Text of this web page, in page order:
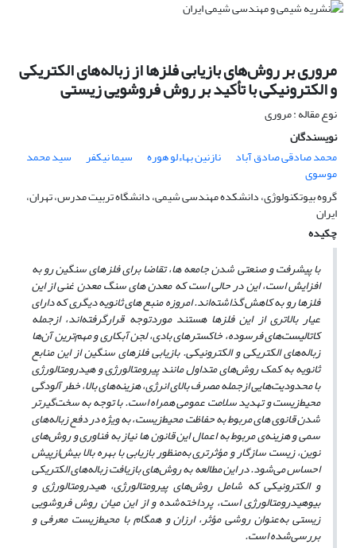
مروری بر روش‌های بازیابی فلزها از زباله‌های الکتریکی
و الکترونیکی با تأکید بر روش فروشویی زیستی
نوع مقاله : مروری
نویسندگان
محمد صادقی صادق آباد
نازنین بهاءلو هوره سیما نیکفر سید محمد
موسوی
گروه بیوتکنولوژی، دانشکده مهندسی شیمی، دانشگاه تربیت مدرس، تهران،
ایران
چکیده
با پیشرفت و صنعتی شدن جامعه­ ها، تقاضا برای فلزهای سنگین رو به
افزایش است، این در حالی است که معدن­ های سنگ معدن غنی از این
فلزها رو به کاهش گذاشته‌اند. امروزه منبع­ های ثانویه دیگری که دارای
عیار بالاتری از این فلزها هستند موردتوجه قرارگرفته‌اند، ازجمله
کاتالیست‌های فرسوده، خاکسترهای بادی، لجن آبکاری و مهم‌ترین آن‌ها
زباله‌های الکتریکی و الکترونیکی. بازیابی فلزهای سنگین از این منابع
ثانویه به کمک روش‌های متداول مانند پیرومتالورژی و هیدرومتالورژی
با محدودیت‌هایی ازجمله مصرف بالای انرژی، هزینه‌های بالا، خطر آلودگی
محیط‌زیست و تهدید سلامت عمومی همراه است. با توجه به سخت‌گیرتر
شدن قانوی های مربوط به حفاظت محیط‌زیست، به ویژه در دفع زباله‌های
سمی و هزینه‌ی مربوط به اعمال این قانون ها نیاز به فناوری و روش‌های
نوین، زیست سازگار و مؤثرتری به‌منظور بازیابی با بهره بالا بیش‌ازپیش
احساس می‌شود. در این مطالعه بهروش‌های بازیافت زباله‌های الکتریکی
و الکترونیکی که شامل روش‌های پیرومتالورژی، هیدرومتالورژی و
بیوهیدرومتالورژی است، پرداخته‌شده و از این میان روش فروشویی
زیستی به‌عنوان روشی مؤثر، ارزان و همگام با محیط‌زیست معرفی و
بررسی‌شده است.